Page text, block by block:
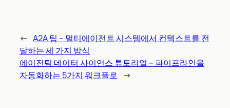
← A2A 팁 – 멀티에이전트 시스템에서 컨텍스트를 전
달하는 세 가지 방식
에이전틱 데이터 사이언스 튜토리얼 – 파이프라인을
자동화하는 5가지 워크플로 →